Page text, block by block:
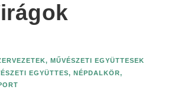
, MŰVÉSZETI EGYÜTTESEK
EGYÜTTES, NÉPDALKÖR,